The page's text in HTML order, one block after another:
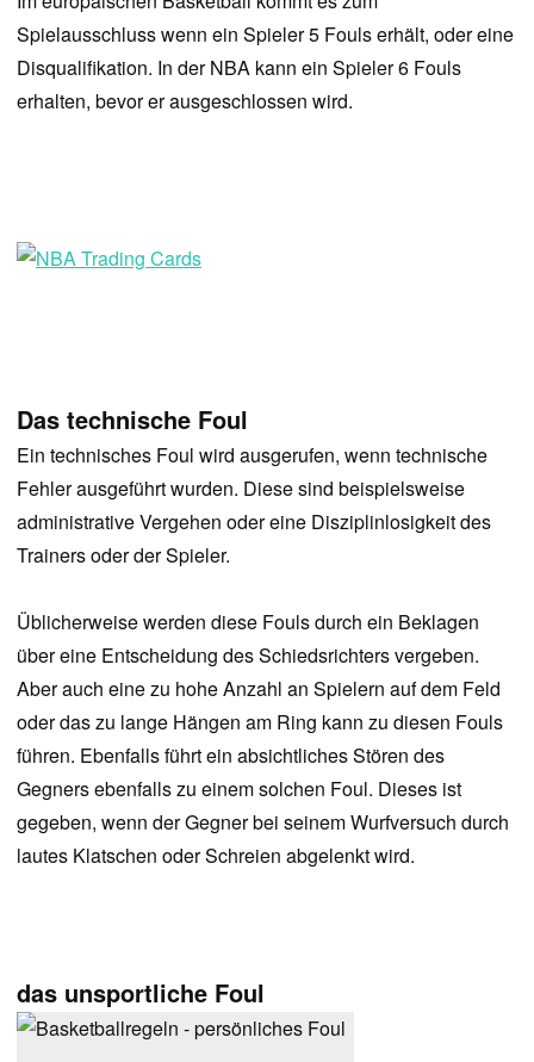
Spielausschluss wenn ein Spieler 5 Fouls erhält, oder eine
Disqualifikation. In der NBA kann ein Spieler 6 Fouls
erhalten, bevor er ausgeschlossen wird.
Das technische Foul
Ein technisches Foul wird ausgerufen, wenn technische
Fehler ausgeführt wurden. Diese sind beispielsweise
administrative Vergehen oder eine Disziplinlosigkeit des
Trainers oder der Spieler.
Üblicherweise werden diese Fouls durch ein Beklagen
über eine Entscheidung des Schiedsrichters vergeben.
Aber auch eine zu hohe Anzahl an Spielern auf dem Feld
oder das zu lange Hängen am Ring kann zu diesen Fouls
führen. Ebenfalls führt ein absichtliches Stören des
Gegners ebenfalls zu einem solchen Foul. Dieses ist
gegeben, wenn der Gegner bei seinem Wurfversuch durch
lautes Klatschen oder Schreien abgelenkt wird.
das unsportliche Foul